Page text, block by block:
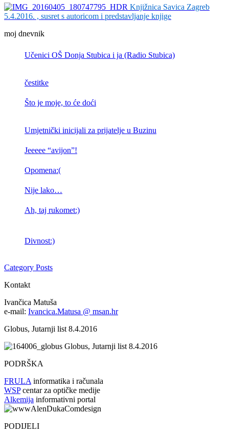
Knjižnica Savica Zagreb
5.4.2016. , susret s autoricom i predstavljanje knjige
moj dnevnik
Učenici OŠ Donja Stubica i ja (Radio Stubica)
čestitke
Što je moje, to će doći
Umjetnički inicijali za prijatelje u Buzinu
Jeeeee “avijon”!
Opomena:(
Nije lako…
Ah, taj rukomet:)
Divnost:)
Category Posts
Kontakt
Ivančica Matuša
e-mail: Ivancica.Matusa @ msan.hr
Globus, Jutarnji list 8.4.2016
Globus, Jutarnji list 8.4.2016
PODRŠKA
FRULA informatika i računala
WSPcentar za optičke medije
Alkemija informativni portal
PODIJELI